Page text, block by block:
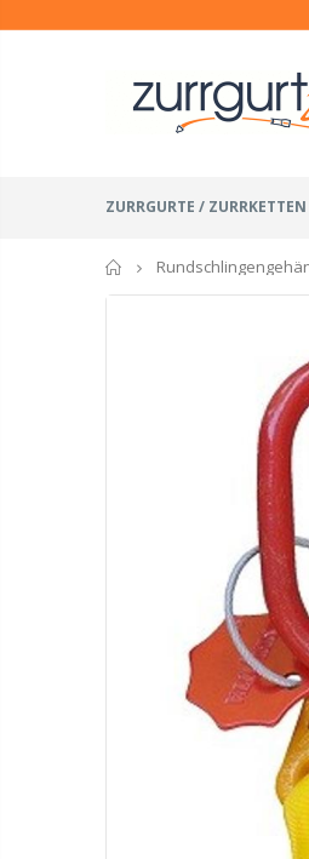
ZURRGURTE / ZURRKETTEN
Startseite